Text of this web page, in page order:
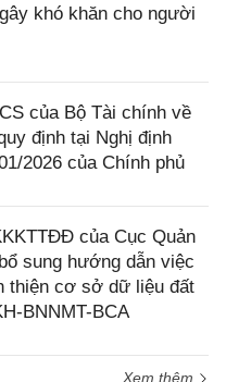
khó khăn cho người
của Bộ Tài chính về
định tại Nghị định
2026 của Chính phủ
của Cục Quản
sung hướng dẫn việc
thiện cơ sở dữ liệu đất
BNNMT-BCA
Xem thêm